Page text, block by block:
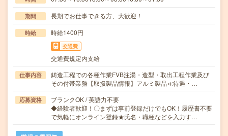
期間 長期でお仕事できる方、大歓迎！
時給 時給1400円
交通費
交通費規定内支給
仕事内容
鋳造工程での各種作業FVB注湯・造型・取出工程作業及び
その付帯業務【取扱製品情報】アルミ製品≪待遇・…
応募資格
ブランクOK / 英語力不要
◆経験者歓迎！〇まずは事前登録だけでもOK！履歴書不要
で気軽にオンライン登録★氏名・職種などを入力す…